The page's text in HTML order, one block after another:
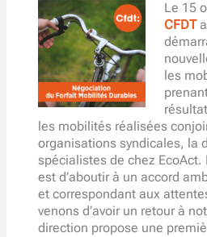
Le 15
CFDT
les
les mobilités réalisées
organisations syndicales, la
spécialistes de chez EcoAct.
est d’aboutir à un accord
et correspondant aux
venons d’avoir un retour à
direction propose une